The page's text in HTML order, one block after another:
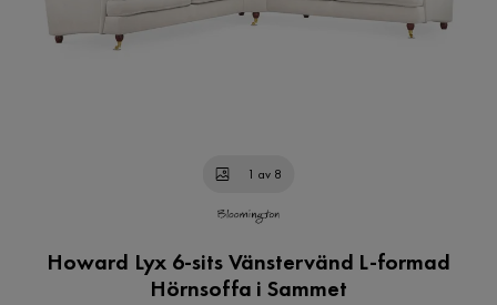
1 av 8
Howard Lyx 6-sits Vänstervänd L-formad
Hörnsoffa i Sammet